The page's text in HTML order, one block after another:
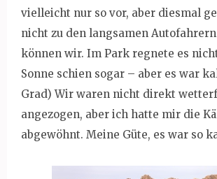
vielleicht nur so vor, aber diesmal
nicht zu den langsamen
können wir. Im Park regnete es
Sonne schien sogar – aber es war
Grad) Wir waren nicht direkt
angezogen, aber ich hatte mir die
abgewöhnt. Meine Güte, es war so